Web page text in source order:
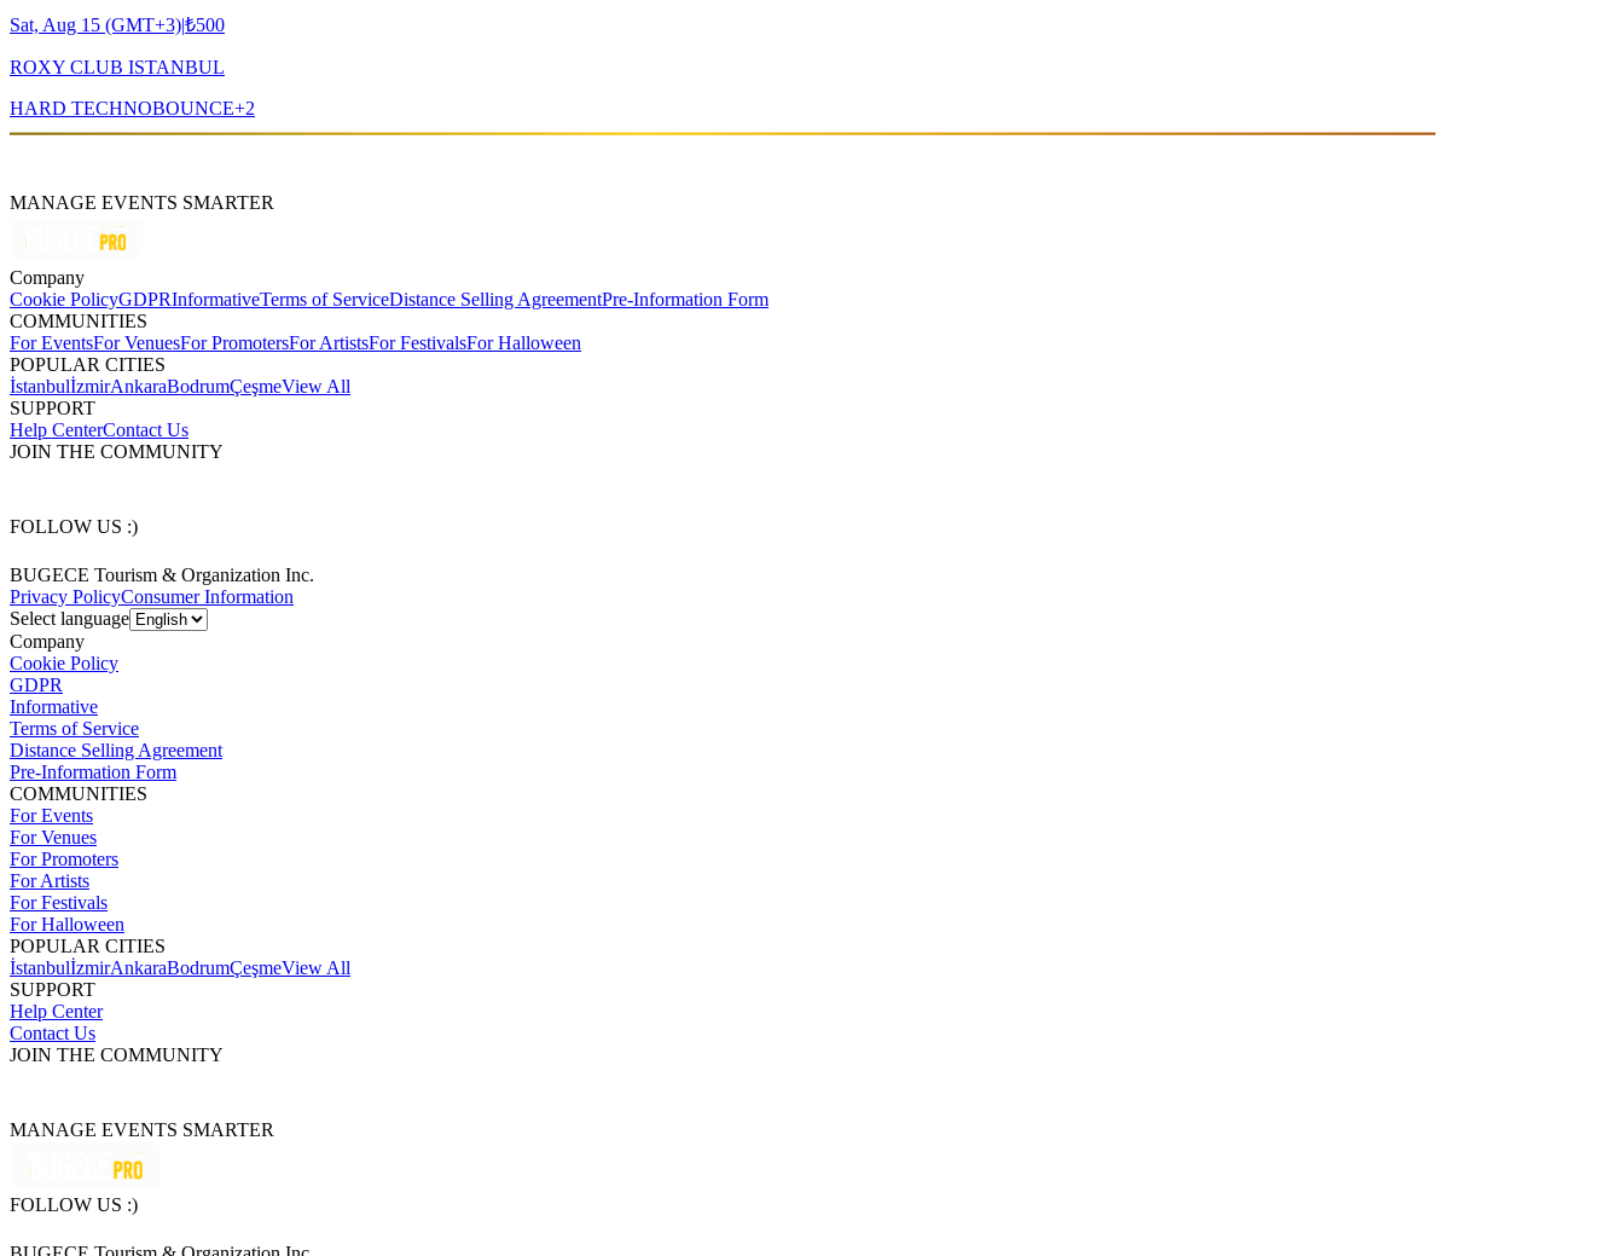
Sat, Aug 15 (GMT+3)|₺500
ROXY CLUB ISTANBUL
HARD TECHNOBOUNCE+2
MANAGE EVENTS SMARTER
Company
Cookie PolicyGDPRInformativeTerms of ServiceDistance Selling AgreementPre-Information Form
COMMUNITIES
For EventsFor VenuesFor PromotersFor ArtistsFor FestivalsFor Halloween
POPULAR CITIES
İstanbulİzmirAnkaraBodrumÇeşmeView All
SUPPORT
Help CenterContact Us
JOIN THE COMMUNITY
FOLLOW US :)
BUGECE Tourism & Organization Inc.
Privacy PolicyConsumer Information
Select language
Company
Cookie Policy
GDPR
Informative
Terms of Service
Distance Selling Agreement
Pre-Information Form
COMMUNITIES
For Events
For Venues
For Promoters
For Artists
For Festivals
For Halloween
POPULAR CITIES
İstanbulİzmirAnkaraBodrumÇeşmeView All
SUPPORT
Help Center
Contact Us
JOIN THE COMMUNITY
MANAGE EVENTS SMARTER
FOLLOW US :)